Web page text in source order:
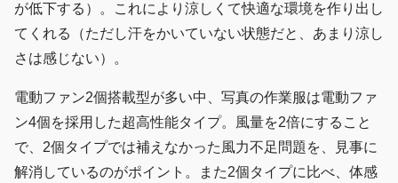
が低下する）。これにより涼しくて快適な環境を作り出し
てくれる（ただし汗をかいていない状態だと、あまり涼し
さは感じない）。
電動ファン2個搭載型が多い中、写真の作業服は電動ファ
ン4個を採用した超高性能タイプ。風量を2倍にすること
で、2個タイプでは補えなかった風力不足問題を、見事に
解消しているのがポイント。また2個タイプに比べ、体感